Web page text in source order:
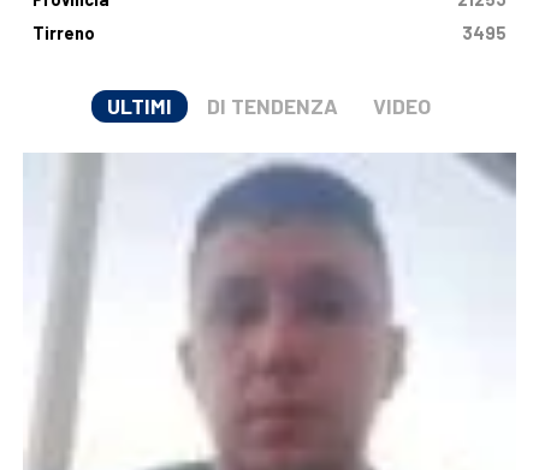
Tirreno
3495
ULTIMI DI TENDENZA VIDEO